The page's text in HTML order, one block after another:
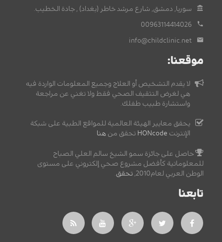
سوريا, دمشق, شارع مرشد خاطر (بغداد) , جادة الخطيب.
00963114414026
info@childclinic.net
موقعنا:
لا يقدم التشخيص أو العلاج وجميع المعلومات الواردة فيه
هي لغرض التثقيف الصحي فقط ولا تغني عن مراجعة
واستشارة طبيب طفلك.
يحقق معايير الهيئة العالمية للمواقع الطبية على شبكة
الإنترنت HONcode تحقق من هنا
حاصل على جائزة سمو الشيخ سالم العلي الصباح
للمعلوماتية كأفضل مشروع صحي إلكتروني على مستوى
الوطن العربي لعام2010,
تحقق.
تابعنا